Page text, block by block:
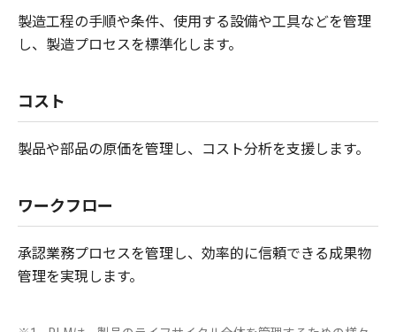
製造工程の手順や条件、使用する設備や工具などを管理
し、製造プロセスを標準化します。
コスト
製品や部品の原価を管理し、コスト分析を支援します。
ワークフロー
承認業務プロセスを管理し、効率的に信頼できる成果物
管理を実現します。